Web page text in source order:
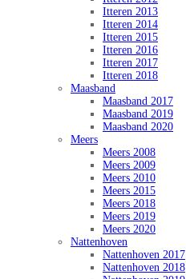
Itteren 2013
Itteren 2014
Itteren 2015
Itteren 2016
Itteren 2017
Itteren 2018
Maasband
Maasband 2017
Maasband 2019
Maasband 2020
Meers
Meers 2008
Meers 2009
Meers 2010
Meers 2015
Meers 2018
Meers 2019
Meers 2020
Nattenhoven
Nattenhoven 2017
Nattenhoven 2018